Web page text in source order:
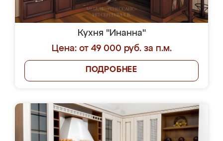
Кухня "Инанна"
Цена: от 49 000 руб. за п.м.
ПОДРОБНЕЕ